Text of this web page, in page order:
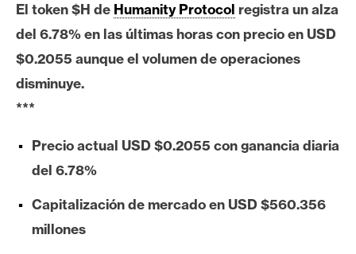
t
c
o
i
E
t
h
e
r
El token $H de Humanity Protocol registra un alza
del 6.78% en las últimas horas con precio en USD
$0.2055 aunque el volumen de operaciones
disminuye.
***
Precio actual USD $0.2055 con ganancia diaria
del 6.78%
Capitalización de mercado en USD $560.356
millones